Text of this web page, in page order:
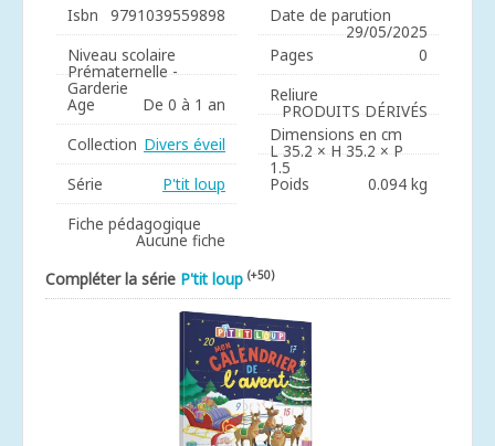
Isbn
9791039559898
Niveau scolaire
Prématernelle -
Garderie
Age
De 0 à 1 an
Collection Divers éveil
Série
P'tit loup
Fiche pédagogique
Aucune fiche
Date de parution
29/05/2025
Pages
0
Reliure
PRODUITS DÉRIVÉS
Dimensions en cm
L 35.2 × H 35.2 × P
1.5
Poids 0.094 kg
Compléter la série P'tit loup (+50)